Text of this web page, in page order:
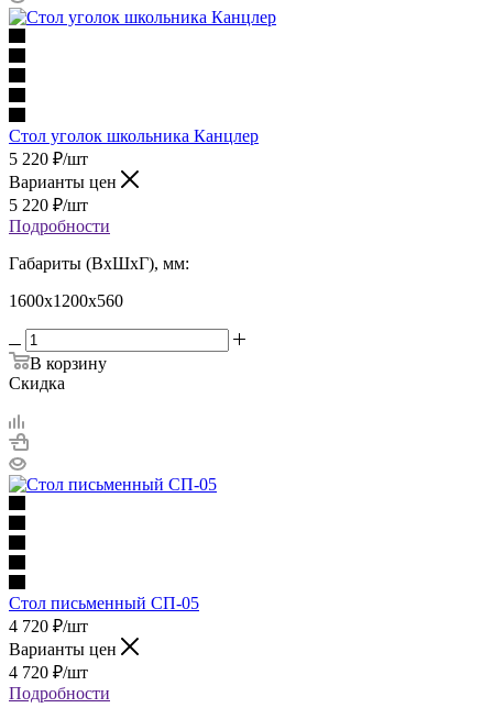
Стол уголок школьника Канцлер
5 220 ₽/шт
Варианты цен
5 220 ₽/шт
Подробности
Габариты (ВхШхГ), мм:
1600х1200х560
В корзину
Скидка
Стол письменный СП-05
4 720 ₽/шт
Варианты цен
4 720 ₽/шт
Подробности